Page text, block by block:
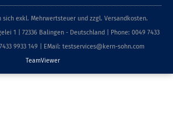
sich exkl. Mehrwertsteuer und zzgl. Versandkosten.
1 | 72336 Balingen - Deutschland | Phone: 0049 7433
9933 149 | EMail: testservices@kern-sohn.com
TeamViewer